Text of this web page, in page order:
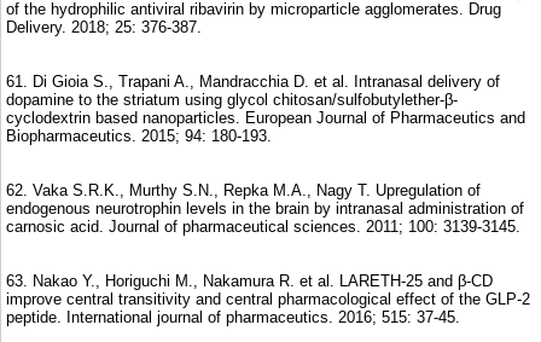
of the hydrophilic antiviral ribavirin by microparticle agglomerates. Drug
Delivery. 2018; 25: 376-387.
61. Di Gioia S., Trapani A., Mandracchia D. et al. Intranasal delivery of
dopamine to the striatum using glycol chitosan/sulfobutylether-β-
cyclodextrin based nanoparticles. European Journal of Pharmaceutics and
Biopharmaceutics. 2015; 94: 180-193.
62. Vaka S.R.K., Murthy S.N., Repka M.A., Nagy T. Upregulation of
endogenous neurotrophin levels in the brain by intranasal administration of
carnosic acid. Journal of pharmaceutical sciences. 2011; 100: 3139-3145.
63. Nakao Y., Horiguchi M., Nakamura R. et al. LARETH-25 and β-CD
improve central transitivity and central pharmacological effect of the GLP-2
peptide. International journal of pharmaceutics. 2016; 515: 37-45.